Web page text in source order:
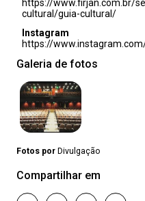
https://www.firjan.com.br/
cultural/guia-cultural/
Instagram
https://
Galeria de fotos
Fotos por Divulgação
Compartilhar em